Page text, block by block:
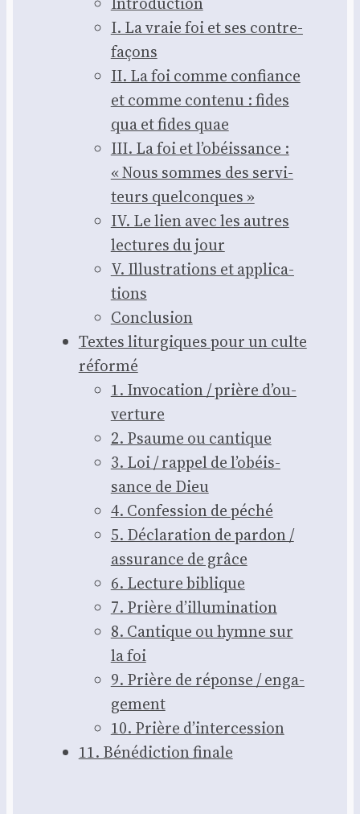
I. La vraie foi et ses contre­
fa­çons
II. La foi comme confiance
et comme conte­nu : fides
qua et fides quae
III. La foi et l’o­béis­sance :
« Nous sommes des ser­vi­
teurs quel­conques »
IV. Le lien avec les autres
lec­tures du jour
V. Illus­tra­tions et appli­ca­
tions
Conclu­sion
Textes litur­giques pour un culte
réfor­mé
1. Invo­ca­tion / prière d’ou­
ver­ture
2. Psaume ou can­tique
3. Loi / rap­pel de l’o­béis­
sance de Dieu
4. Confes­sion de péché
5. Décla­ra­tion de par­don /
assu­rance de grâce
6. Lec­ture biblique
7. Prière d’illu­mi­na­tion
8. Can­tique ou hymne sur
la foi
9. Prière de réponse / enga­
ge­ment
10. Prière d’in­ter­ces­sion
11. Béné­dic­tion finale